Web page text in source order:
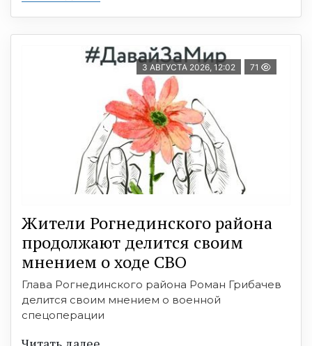
3 АВГУСТА 2026, 12:02 71
Жители Рогнединского района
продолжают делится своим
мнением о ходе СВО
Глава Рогнединского района Роман Грибачев
делится своим мнением о военной
спецоперации